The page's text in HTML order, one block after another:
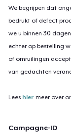
We begrijpen dat
bedrukt of defect
we u binnen 30
echter op bestelling
of omruilingen
van gedachten
Lees hier meer over
Campagne-ID